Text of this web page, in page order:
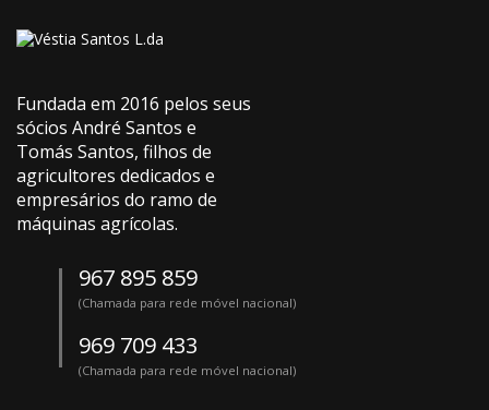
Fundada em 2016 pelos seus
sócios André Santos e
Tomás Santos, filhos de
agricultores dedicados e
empresários do ramo de
máquinas agrícolas.
967 895 859
(Chamada para rede móvel nacional)
969 709 433
(Chamada para rede móvel nacional)